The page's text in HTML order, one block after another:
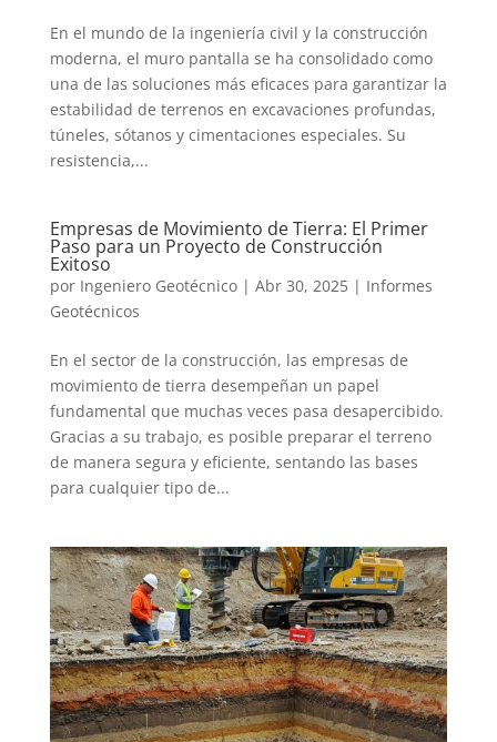
En el mundo de la ingeniería civil y la construcción
moderna, el muro pantalla se ha consolidado como
una de las soluciones más eficaces para garantizar la
estabilidad de terrenos en excavaciones profundas,
túneles, sótanos y cimentaciones especiales. Su
resistencia,...
Empresas de Movimiento de Tierra: El Primer
Paso para un Proyecto de Construcción
Exitoso
por Ingeniero Geotécnico| Abr 30, 2025| Informes
Geotécnicos
En el sector de la construcción, las empresas de
movimiento de tierra desempeñan un papel
fundamental que muchas veces pasa desapercibido.
Gracias a su trabajo, es posible preparar el terreno
de manera segura y eficiente, sentando las bases
para cualquier tipo de...